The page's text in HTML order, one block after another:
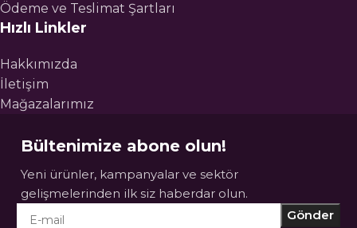
Ödeme ve Teslimat Şartları
Hızlı Linkler
Hakkımızda
İletişim
Mağazalarımız
Bültenimize abone olun!
Yeni ürünler, kampanyalar ve sektör
gelişmelerinden ilk siz haberdar olun.